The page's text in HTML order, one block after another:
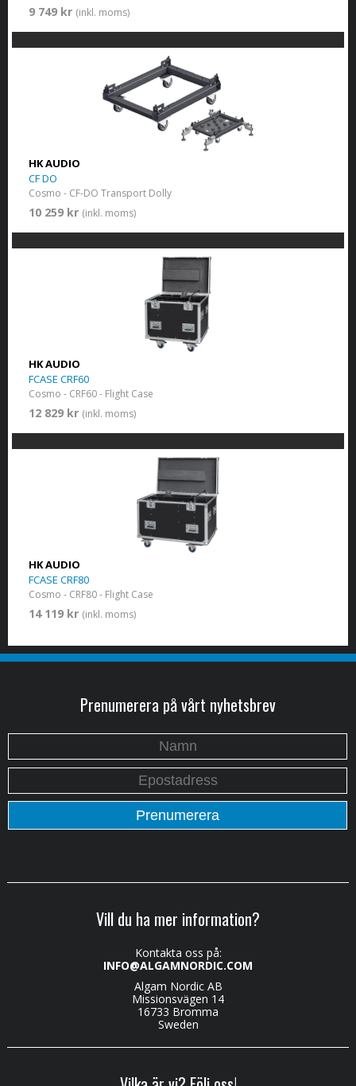
9 749 kr (inkl. moms)
HK AUDIO
CF DO
Cosmo - CF-DO Transport Dolly
10 259 kr (inkl. moms)
HK AUDIO
FCASE CRF60
Cosmo - CRF60 - Flight Case
12 829 kr (inkl. moms)
HK AUDIO
FCASE CRF80
Cosmo - CRF80 - Flight Case
14 119 kr (inkl. moms)
Prenumerera på vårt nyhetsbrev
Vill du ha mer information?
Kontakta oss på:
INFO@ALGAMNORDIC.COM
Algam Nordic AB
Missionsvägen 14
16733 Bromma
Sweden